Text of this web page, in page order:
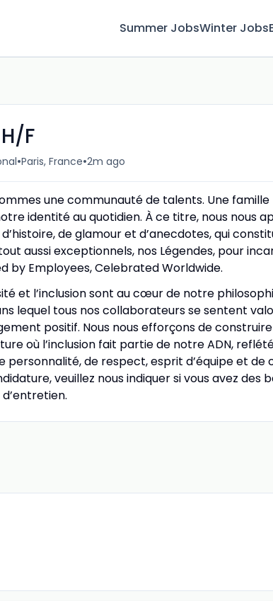
Summer JobsWinter Jobs
F
•Paris, France•2m ago
une communauté de talents. Une
identité au quotidien. À ce titre, nous nous
de glamour et d’anecdotes, qui
aussi exceptionnels, nos Légendes, pour
by Employees, Celebrated Worldwide.
et l’inclusion sont au cœur de notre
lequel tous nos collaborateurs se sentent
positif. Nous nous efforçons de
où l’inclusion fait partie de notre ADN,
personnalité, de respect, esprit d’équipe et de
veuillez nous indiquer si vous avez des